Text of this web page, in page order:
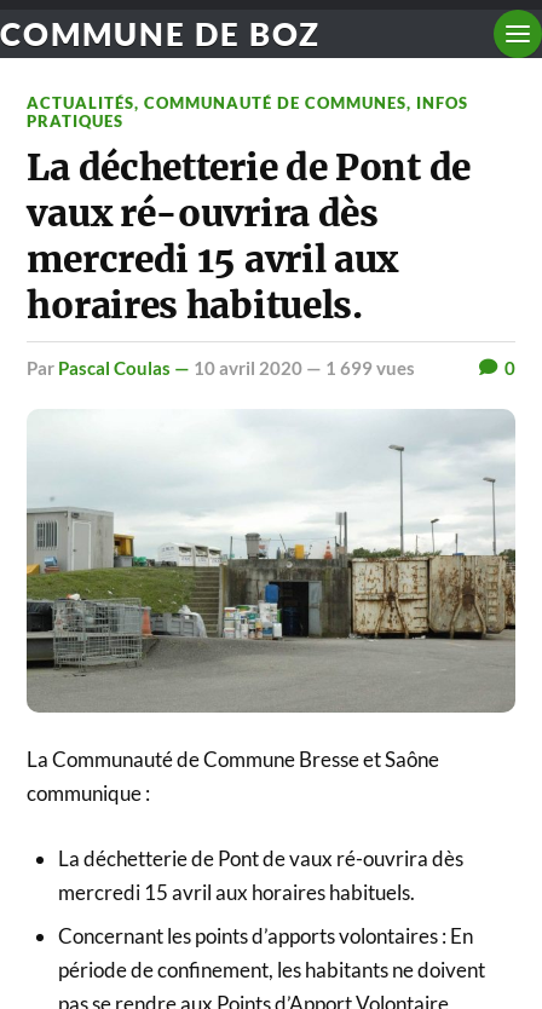
COMMUNE DE BOZ
ACTUALITÉS,COMMUNAUTÉ DE COMMUNES, INFOS
PRATIQUES
La déchetterie de Pont de
vaux ré-ouvrira dès
mercredi 15 avril aux
horaires habituels.
par Pascal Coulas — 10 avril 2020 — 1 699 vues 0
La Communauté de Commune Bresse et Saône
communique :
La déchetterie de Pont de vaux ré-ouvrira dès
mercredi 15 avril aux horaires habituels.
Concernant les points d’apports volontaires : En
période de confinement, les habitants ne doivent